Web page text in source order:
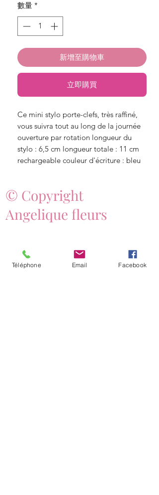
數量 *
新增至購物車
立即購買
Ce mini stylo porte-clefs, très raffiné,
vous suivra tout au long de la journée
ouverture par rotation longueur du
stylo : 6,5 cm longueur totale : 11 cm
rechargeable couleur d'écriture : bleu
© Copyright
Angelique fleurs
Téléphone Email Facebook